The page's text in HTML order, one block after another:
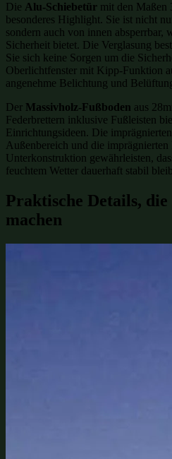
Die Alu-Schiebetür mit den Maßen
besonderes Highlight. Sie ist nicht
sondern auch von innen absperrbar,
Sicherheit bietet. Die Verglasung
Sie sich keine Sorgen um die
Oberlichtfenster mit Kipp-Funktion
angenehme Belichtung und
Der Massivholz-Fußboden aus
Federbrettern inklusive Fußleisten
Einrichtungsideen. Die
Außenbereich und die imprägnierten
Unterkonstruktion gewährleisten,
feuchtem Wetter dauerhaft stabil
Praktische Details,
machen